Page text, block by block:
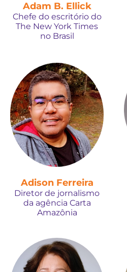
Adam B. Ellick
Chefe do escritório do
The New York Times
no Brasil
Adison Ferreira
Diretor de jornalismo
da agência Carta
Amazônia